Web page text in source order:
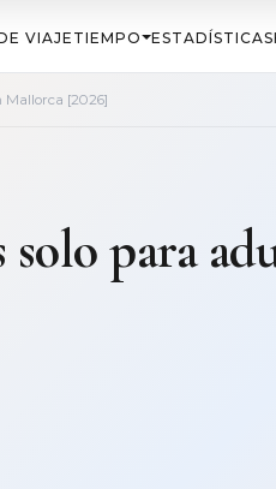
VIAJETIEMPO ESTADÍSTICAS
Mallorca [2026]
solo para